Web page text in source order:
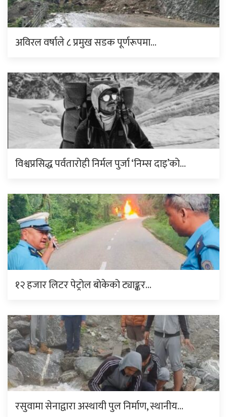
अविरल वर्षाले ८ प्रमुख सडक पूर्णरूपमा…
विश्वप्रसिद्ध पर्वतारोही निर्मल पुर्जा ‘निम्स दाइ’को…
१२ हजार लिटर पेट्रोल बोकेको ट्याङ्कर…
रसुवामा सेनाद्वारा अस्थायी पुल निर्माण, स्थानीय…